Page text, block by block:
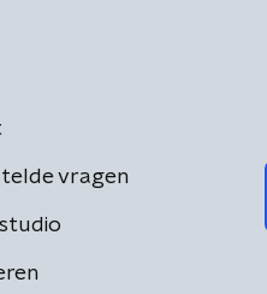
vragen